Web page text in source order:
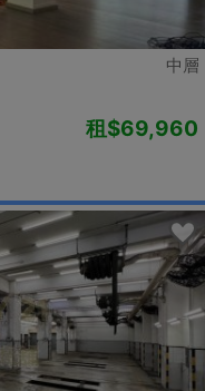
中層
租$69,960